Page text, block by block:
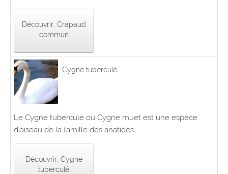
Découvrir, Crapaud
commun
Cygne tuberculé
Le Cygne tuberculé ou Cygne muet est une espèce
d'oiseau de la famille des anatidés.
Découvrir, Cygne
tuberculé